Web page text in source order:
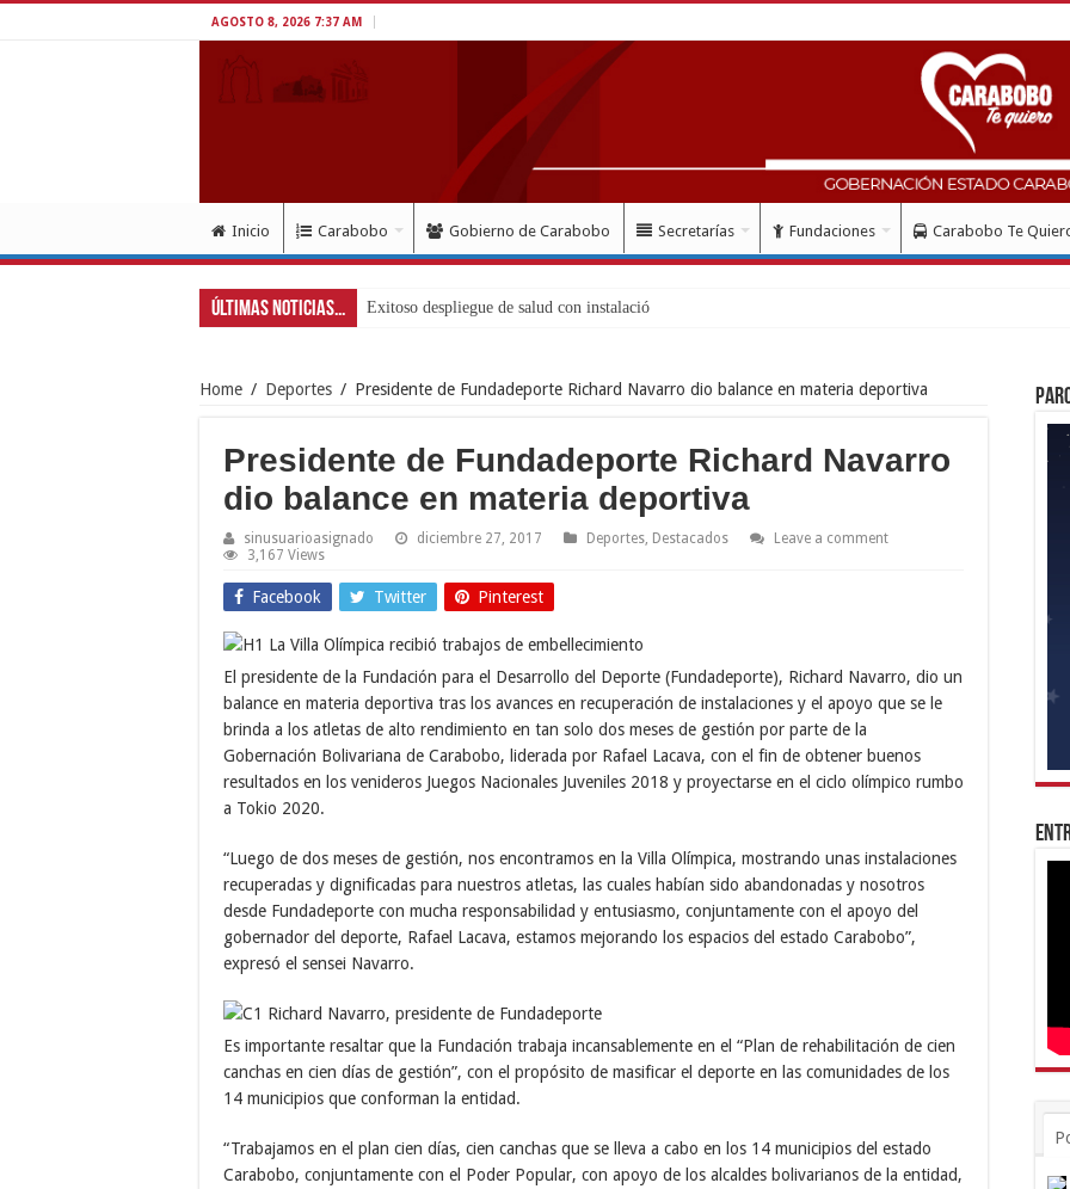
AGOSTO 8, 2026 7:37 AM
Inicio Carabobo Gobierno de Carabobo Secretarías Fundaciones Carabobo Te
Últimas Noticias...
Home / Deportes / Presidente de Fundadeporte Richard Navarro dio balance en materia deportiva
Presidente de Fundadeporte Richard Navarro
dio balance en materia deportiva
sinusuarioasignado diciembre 27, 2017 Deportes Destacados
Leave a comment
3,167 Views
Facebook Twitter Pinterest
El presidente de la Fundación para el Desarrollo del Deporte (Fundadeporte), Richard Navarro, dio un
balance en materia deportiva tras los avances en recuperación de instalaciones y el apoyo que se le
brinda a los atletas de alto rendimiento en tan solo dos meses de gestión por parte de la
Gobernación Bolivariana de Carabobo, liderada por Rafael Lacava, con el fin de obtener buenos
resultados en los venideros Juegos Nacionales Juveniles 2018 y proyectarse en el ciclo olímpico rumbo
a Tokio 2020.
“Luego de dos meses de gestión, nos encontramos en la Villa Olímpica, mostrando unas instalaciones
recuperadas y dignificadas para nuestros atletas, las cuales habían sido abandonadas y nosotros
desde Fundadeporte con mucha responsabilidad y entusiasmo, conjuntamente con el apoyo del
gobernador del deporte, Rafael Lacava, estamos mejorando los espacios del estado Carabobo”,
expresó el sensei Navarro.
Es importante resaltar que la Fundación trabaja incansablemente en el “Plan de rehabilitación de cien
canchas en cien días de gestión”, con el propósito de masificar el deporte en las comunidades de los
14 municipios que conforman la entidad.
“Trabajamos en el plan cien días, cien canchas que se lleva a cabo en los 14 municipios del estado
Carabobo, conjuntamente con el Poder Popular, con apoyo de los alcaldes bolivarianos de la entidad,